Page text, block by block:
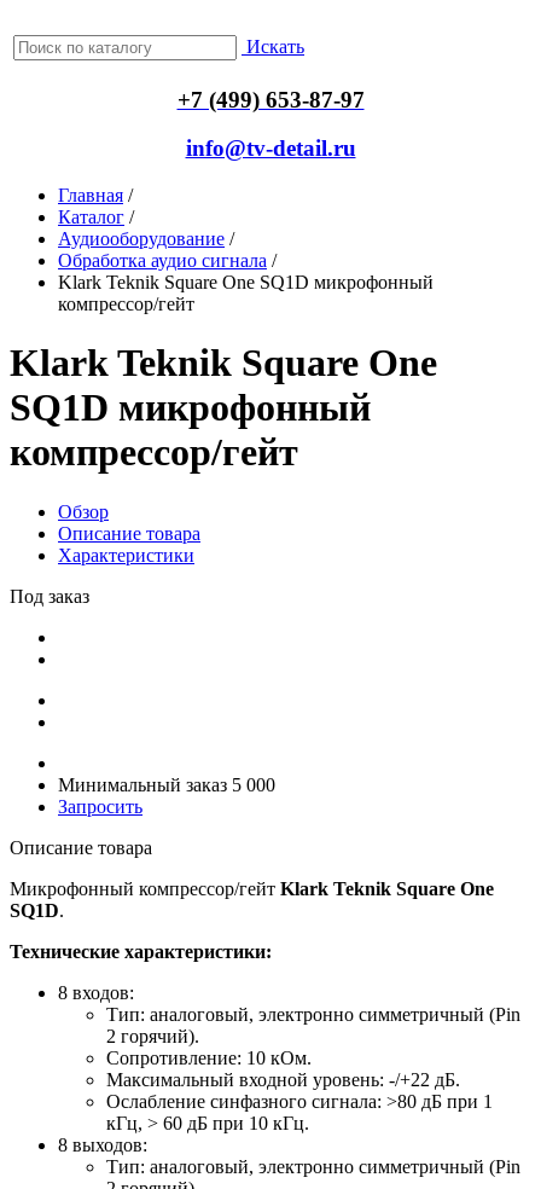
Искать
+7 (499) 653-87-97
info@tv-detail.ru
Главная /
Каталог /
Аудиооборудование /
Обработка аудио сигнала /
Klark Teknik Square One SQ1D микрофонный
компрессор/гейт
Klark Teknik Square One
SQ1D микрофонный
компрессор/гейт
Обзор
Описание товара
Характеристики
Под заказ
Минимальный заказ 5 000
Запросить
Описание товара
Микрофонный компрессор/гейт Klark Teknik Square One
SQ1D.
Технические характеристики:
8 входов:
Тип: аналоговый, электронно симметричный (Pin
2 горячий).
Сопротивление: 10 кОм.
Максимальный входной уровень: -/+22 дБ.
Ослабление синфазного сигнала: >80 дБ при 1
кГц, > 60 дБ при 10 кГц.
8 выходов:
Тип: аналоговый, электронно симметричный (Pin